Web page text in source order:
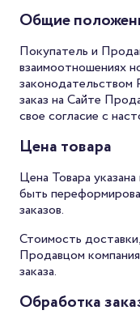
Общие
Покупатель и
взаимоотношениях
законодательством
заказ на Сайте
свое согласие с
Цена товара
Цена Товара
быть
заказов.
Стоимость
Продавцом
заказа.
Обработка